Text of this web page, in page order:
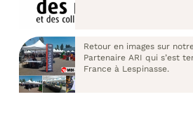
Retour en images sur
Partenaire ARI qui s’est
France à Lespinasse.